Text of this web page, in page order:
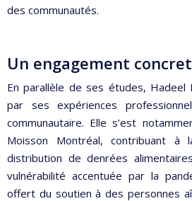
des communautés.
Un engagement
En parallèle de ses études, Hadeel
par ses expériences
communautaire. Elle s’est
Moisson Montréal, contribuant
distribution de denrées
vulnérabilité accentuée par la
offert du soutien à des personnes